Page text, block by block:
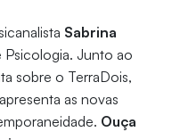
Sabrina
Junto ao
sobre o TerraDois,
as novas
Ouça